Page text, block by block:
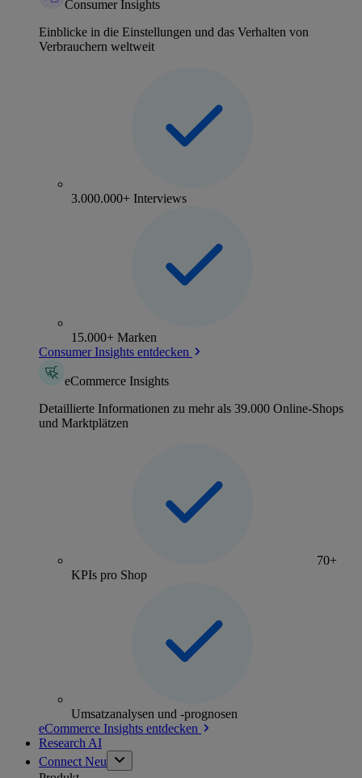
Consumer Insights
Einblicke in die Einstellungen und das Verhalten von
Verbrauchern weltweit
3.000.000+ Interviews
15.000+ Marken
Consumer Insights entdecken
eCommerce Insights
Detaillierte Informationen zu mehr als 39.000 Online-Shops
und Marktplätzen
70+
KPIs pro Shop
Umsatzanalysen und -prognosen
eCommerce Insights entdecken
Research AI
Connect Neu